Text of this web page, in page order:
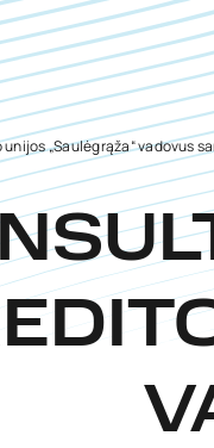
„Saulėgrąža“ vadovus